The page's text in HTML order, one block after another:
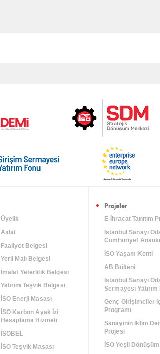
Üyelik
Aidat
Faaliyet Belgesi
Yerli Malı Belgesi
İmalat Yeterlilik Belgesi
Yatırım Teşvik Belgesi
İSO Enerji Masası
İSO Karbon Ayak İzi
Hesaplama Hizmeti
İSOBEL
İSO Teşvik Masası
Projeler
E-İhracat Tanıtım
İstanbul Sanayi
Cumhuriyet
İSO Yaşam Kenti
AB Bülteni
İstanbul Sanayi
Sermayesi Yatırım
Genç Girişimciler
Programı
Sanayinin İklim
Projesi
İSO Yeşil